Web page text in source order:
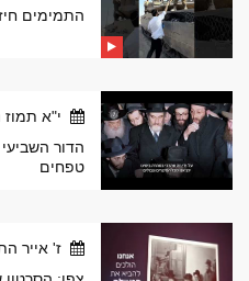
התמימים
י"א תמוז
הדור
טפחים
ז' אייר